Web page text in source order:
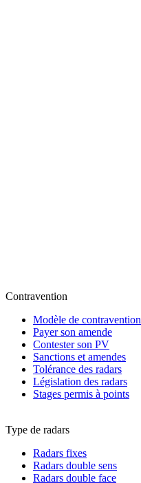
Contravention
Modèle de contravention
Payer son amende
Contester son PV
Sanctions et amendes
Tolérance des radars
Législation des radars
Stages permis à points
Type de radars
Radars fixes
Radars double sens
Radars double face